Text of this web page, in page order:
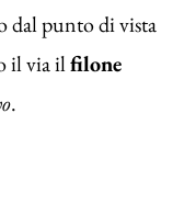
dal punto di vista
il via ilfilone
.